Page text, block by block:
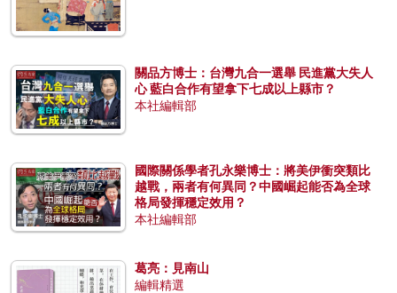
關品方博士：台灣九合一選舉 民進黨大失人
心 藍白合作有望拿下七成以上縣市？
本社編輯部
國際關係學者孔永樂博士：將美伊衝突類比
越戰，兩者有何異同？中國崛起能否為全球
格局發揮穩定效用？
本社編輯部
葛亮：見南山
編輯精選